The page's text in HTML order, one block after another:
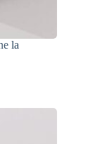
la